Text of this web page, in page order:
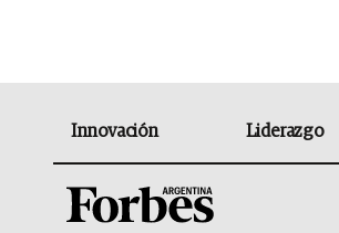
Innovación Liderazgo